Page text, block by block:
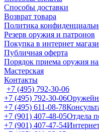
Способы доставки
Возврат товара
Политика
Резерв оружия и патронов
Покупка в интернет
Публичная оферта
Порядок приема оружия
Мастерская
Контакты
+7 (495) 792-30-06
+7 (495) 792-30-06
+7 (495) 611-08-78
+7 (901) 407-48-05Отдела
+7 (901) 407-47-54